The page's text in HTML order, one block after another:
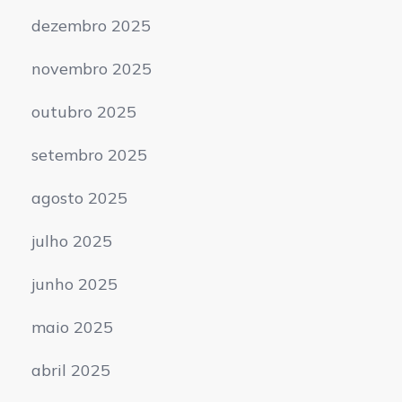
dezembro 2025
novembro 2025
outubro 2025
setembro 2025
agosto 2025
julho 2025
junho 2025
maio 2025
abril 2025